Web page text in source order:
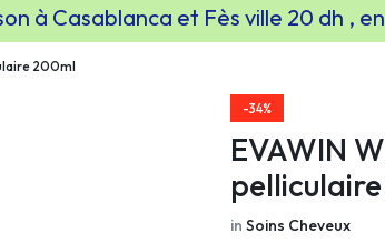
à Casablanca et Fès ville 20 dh ,
200ml
-34%
EVAWIN
inSoins Cheveux